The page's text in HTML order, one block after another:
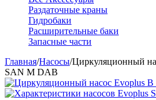
Раздаточные краны
Гидробаки
Расширительные баки
Запасные части
Главная/Насосы/Циркуляционный
SAN M DAB